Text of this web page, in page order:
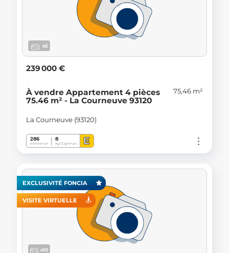
x5
239 000 €
À vendre Appartement 4 pièces
75.46 m² - La Courneuve 93120
75,46 m²
La Courneuve (93120)
286
kWh/m².an
8
Kg CO2/m².an E
EXCLUSIVITÉ FONCIA
VISITE VIRTUELLE
x10